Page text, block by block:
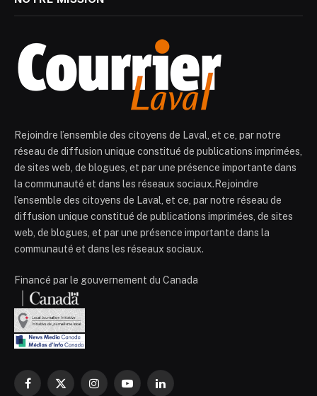
Rejoindre l’ensemble des citoyens de Laval, et ce, par notre
réseau de diffusion unique constitué de publications imprimées,
de sites web, de blogues, et par une présence importante dans
la communauté et dans les réseaux sociaux.Rejoindre
l’ensemble des citoyens de Laval, et ce, par notre réseau de
diffusion unique constitué de publications imprimées, de sites
web, de blogues, et par une présence importante dans la
communauté et dans les réseaux sociaux.
Financé par le gouvernement du Canada
Facebook
X
InstagramYouTubeLinkedIn